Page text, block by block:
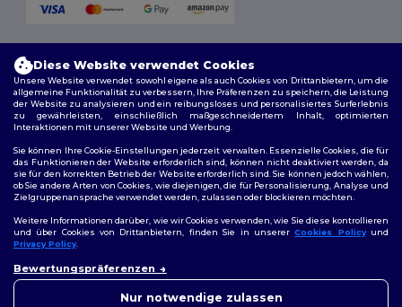
Allgemeine Geschäftsbedingungen
Datenschutzbestimmungen|Cookie-Richtlinie|Site Map
Folge uns
Diese Website verwendet Cookies
Unsere Website verwendet sowohl eigene als auch Cookies von Drittanbietern, um die
allgemeine Funktionalität zu verbessern, Ihre Präferenzen zu speichern, die Leistung
der Website zu analysieren und ein reibungsloses und personalisiertes Surferlebnis
zu gewährleisten, einschließlich maßgeschneidertem Inhalt, optimierten
Interaktionen mit unserer Website und Werbung.
Sie können Ihre Cookie-Einstellungen jederzeit verwalten. Essenzielle Cookies, die für
das Funktionieren der Website erforderlich sind, können nicht deaktiviert werden, da
sie für den korrekten Betrieb der Website erforderlich sind. Sie können jedoch wählen,
ob Sie andere Arten von Cookies, wie diejenigen, die für Personalisierung, Analyse und
Zielgruppenansprache verwendet werden, zulassen oder blockieren möchten.
Weitere Informationen darüber, wie wir Cookies verwenden, wie Sie diese kontrollieren
und über Cookies von Drittanbietern, finden Sie in unsererCookies Policyund
Privacy Policy.
Bewertungspräferenzen
Nur notwendige zulassen
uns jederzeit kontaktieren.